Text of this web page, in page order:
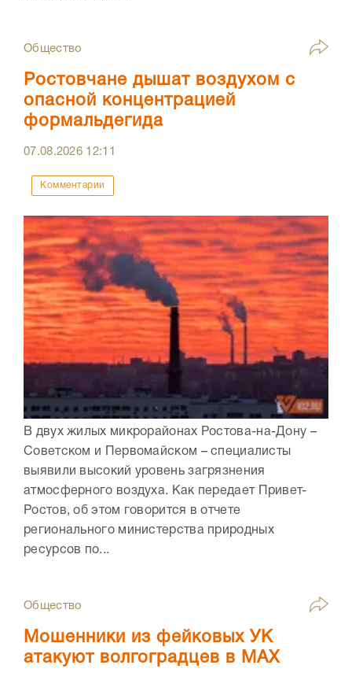
Общество
Ростовчане дышат воздухом с
опасной концентрацией
формальдегида
07.08.2026 12:11
Комментарии
В двух жилых микрорайонах Ростова-на-Дону –
Советском и Первомайском – специалисты
выявили высокий уровень загрязнения
атмосферного воздуха. Как передает Привет-
Ростов, об этом говорится в отчете
регионального министерства природных
ресурсов по...
Общество
Мошенники из фейковых УК
атакуют волгоградцев в МАХ